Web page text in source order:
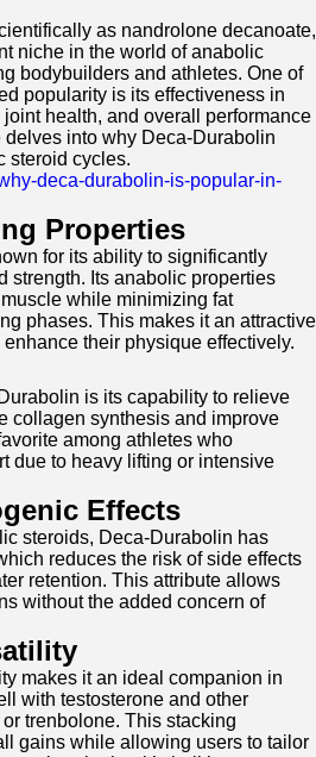
A
Complete
Overview
as nandrolone decanoate,
niche in the world of anabolic
bodybuilders and athletes. One of
popularity is its effectiveness in
health, and overall performance
into why Deca-Durabolin
steroid cycles.
deca-durabolin-is-popular-in-
Properties
for its ability to significantly
strength. Its anabolic properties
while minimizing fat
phases. This makes it an attractive
their physique effectively.
is its capability to relieve
collagen synthesis and improve
among athletes who
due to heavy lifting or intensive
Effects
steroids, Deca-Durabolin has
reduces the risk of side effects
retention. This attribute allows
without the added concern of
makes it an ideal companion in
with testosterone and other
trenbolone. This stacking
gains while allowing users to tailor